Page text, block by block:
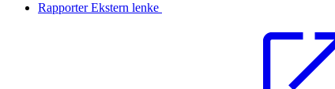
RapporterEkstern lenke